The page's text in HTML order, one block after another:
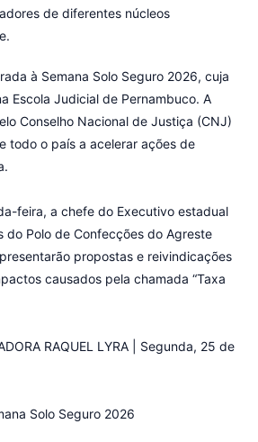
de diferentes núcleos
à Semana Solo Seguro 2026, cuja
Escola Judicial de Pernambuco. A
Conselho Nacional de Justiça (CNJ)
todo o país a acelerar ações de
feira, a chefe do Executivo estadual
do Polo de Confecções do Agreste
propostas e reivindicações
causados pela chamada “Taxa
RAQUEL LYRA | Segunda, 25 de
Solo Seguro 2026